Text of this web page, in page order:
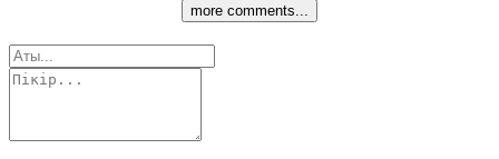
more comments...